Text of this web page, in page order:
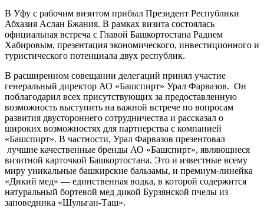
В Уфу с рабочим визитом прибыл Президент Республики
Абхазия Аслан Бжания. В рамках визита состоялась
официальная встреча с Главой Башкортостана Радием
Хабировым, презентация экономического, инвестиционного и
туристического потенциала двух республик.
В расширенном совещании делегаций принял участие
генеральный директор АО «Башспирт» Урал Фарвазов. Он
поблагодарил всех присутствующих за предоставленную
возможность выступить на важной встрече по вопросам
развития двустороннего сотрудничества и рассказал о
широких возможностях для партнерства с компанией
«Башспирт». В частности, Урал Фарвазов презентовал
лучшие качественные бренды АО «Башспирт», являющиеся
визитной карточкой Башкортостана. Это и известные всему
миру уникальные башкирские бальзамы, и премиум-линейка
«Дикий мед» — единственная водка, в которой содержится
натуральный бортевой мед дикой Бурзянской пчелы из
заповедника «Шульган-Таш».